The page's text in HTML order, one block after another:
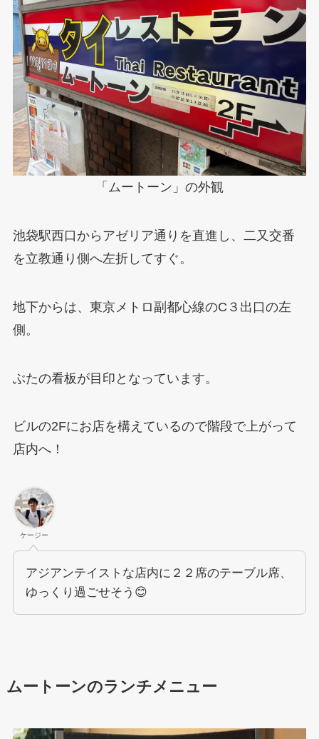
「ムートーン」の外観
池袋駅西口からアゼリア通りを直進し、二又交番
を立教通り側へ左折してすぐ。
地下からは、東京メトロ副都心線のC３出口の左
側。
ぶたの看板が目印となっています。
ビルの2Fにお店を構えているので階段で上がって
店内へ！
ケージー
アジアンテイストな店内に２２席のテーブル席、
ゆっくり過ごせそう😊
ムートーンのランチメニュー